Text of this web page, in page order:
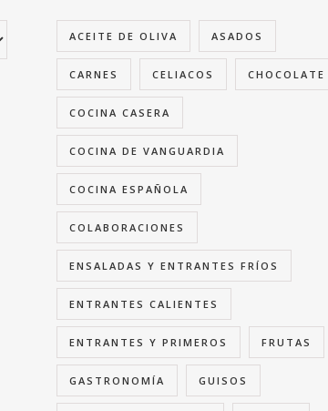
ACEITE DE OLIVA ASADOS
CARNES CELIACOS CHOCOLATE
COCINA CASERA
COCINA DE VANGUARDIA
COCINA ESPAÑOLA
COLABORACIONES
ENSALADAS Y ENTRANTES FRÍOS
ENTRANTES CALIENTES
ENTRANTES Y PRIMEROS FRUTAS
GASTRONOMÍA GUISOS